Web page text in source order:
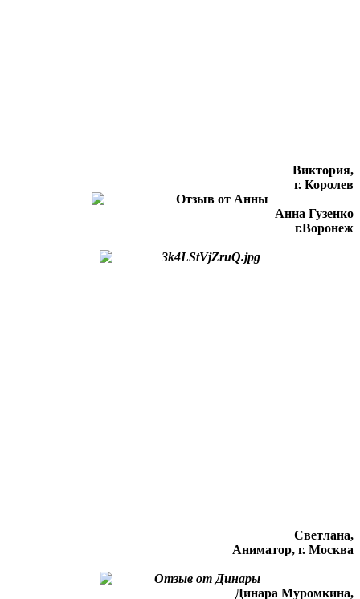
Виктория,
г. Королев
Анна Гузенко
г.Воронеж
Светлана,
Аниматор, г. Москва
Динара Муромкина,